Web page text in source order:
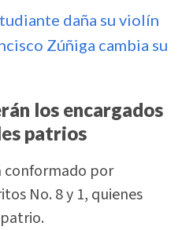
daña su violín
Zúñiga cambia su
los encargados
patrios
conformado por
No. 8 y 1, quienes